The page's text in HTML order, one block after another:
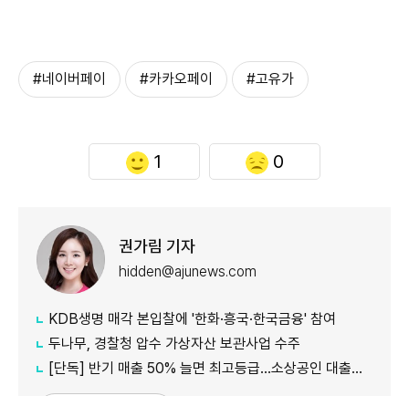
#네이버페이 #카카오페이 #고유가
1 0
권가림 기자
hidden@ajunews.com
KDB생명 매각 본입찰에 '한화·흥국·한국금융' 참여
두나무, 경찰청 압수 가상자산 보관사업 수주
[단독] 반기 매출 50% 늘면 최고등급…소상공인 대출에 성장성 반영